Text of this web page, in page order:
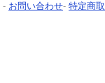
- お問い合わせ- 特定商